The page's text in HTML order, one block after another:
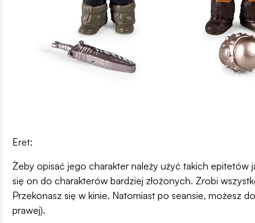
Eret:
Żeby opisać jego charakter należy użyć takich epitetów
się on do charakterów bardziej złożonych. Zrobi
Przekonasz się w kinie. Natomiast po seansie, możesz
prawej).